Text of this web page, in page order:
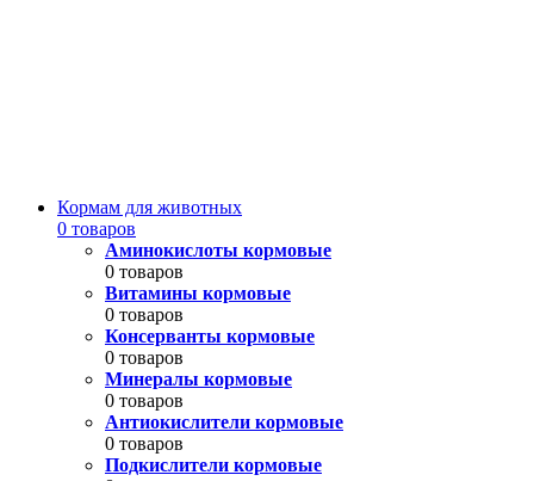
Кормам для животных
0 товаров
Аминокислоты кормовые
0 товаров
Витамины кормовые
0 товаров
Консерванты кормовые
0 товаров
Минералы кормовые
0 товаров
Антиокислители кормовые
0 товаров
Подкислители кормовые